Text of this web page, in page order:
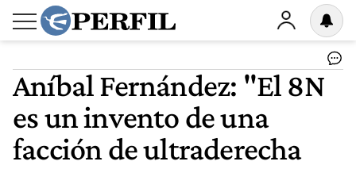
Aníbal Fernández: "El 8N
es un invento de una
facción de ultraderecha